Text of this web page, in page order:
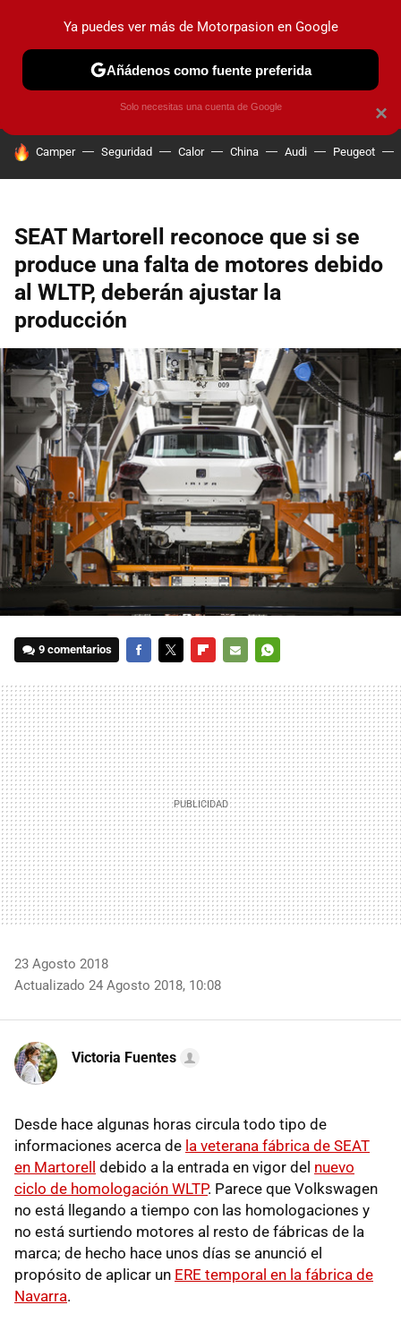
PRUEBAS COCHES ELÉCTRICOS OBSERVATORIO
HOY SE HABLA DE
Camper Seguridad Calor China Audi Peugeot
SEAT Martorell reconoce que si se
produce una falta de motores debido
al WLTP, deberán ajustar la
producción
9 comentarios
MAIL
23 Agosto 2018
Actualizado 24 Agosto 2018, 10:08
Victoria Fuentes
Desde hace algunas horas circula todo tipo de
informaciones acerca de la veterana fábrica de SEAT
en Martorell debido a la entrada en vigor del nuevo
ciclo de homologación WLTP. Parece que Volkswagen
no está llegando a tiempo con las homologaciones y
no está surtiendo motores al resto de fábricas de la
marca; de hecho hace unos días se anunció el
propósito de aplicar un ERE temporal en la fábrica de
Navarra.
×
Ya puedes ver más de Motorpasion en Google
Añádenos como fuente preferida
Solo necesitas una cuenta de Google